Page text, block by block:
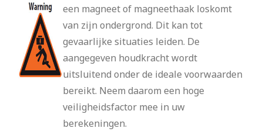
een magneet of magneethaak loskomt
van zijn ondergrond. Dit kan tot
gevaarlijke situaties leiden. De
aangegeven houdkracht wordt
uitsluitend onder de ideale voorwaarden
bereikt. Neem daarom een hoge
veiligheidsfactor mee in uw
berekeningen.